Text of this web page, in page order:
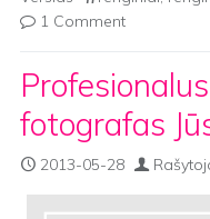
1 Comment
fotografas
2013-05-28